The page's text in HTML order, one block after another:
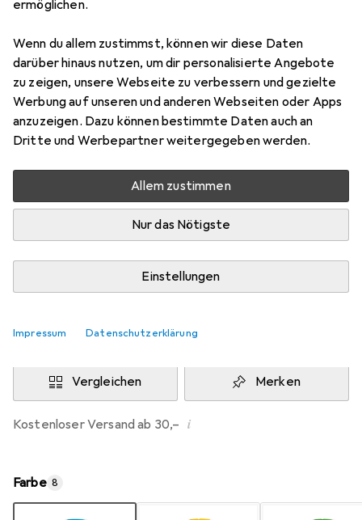
ermöglichen.
Wenn du allem zustimmst, können wir diese Daten
darüber hinaus nutzen, um dir personalisierte Angebote
zu zeigen, unsere Webseite zu verbessern und gezielte
Werbung auf unseren und anderen Webseiten oder Apps
anzuzeigen. Dazu können bestimmte Daten auch an
Dritte und Werbepartner weitergegeben werden.
Allem zustimmen
Nur das Nötigste
Einstellungen
Impressum Datenschutzerklärung
Preis in EUR inkl. MwSt.
Bewertungen Marke
Mehr von Erima
Zwischen Fr, 21.8. und Di, 25.8. geliefert
Benachrichtigen, wenn schneller verfügbar
Lieferort angeben für genaue Lieferzeit
Shopping FactoryFR
In den Warenkorb
Vergleichen Merken
Kostenloser Versand ab 30,– i
Farbe 8